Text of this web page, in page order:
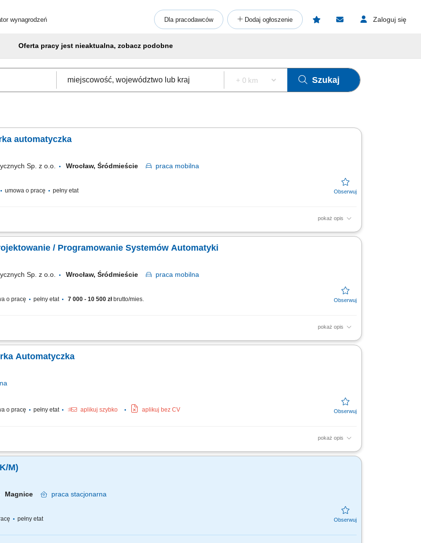
wynagrodzeń Dla pracodawców Dodaj ogłoszenie Zaloguj się
Oferta pracy jest nieaktualna, zobacz podobne
Szukaj
automatyczka
Sp. z o.o. Wrocław, Śródmieście praca mobilna
umowa o pracę pełny etat
pokaż opis
automatyki oraz dobór aparatury AKPiA i rozwiązań technicznych. Przygotowywanie dokumentacji projektowej,
/ Programowanie Systemów Automatyki
Sp. z o.o. Wrocław, Śródmieście praca mobilna
o pracę pełny etat 7 000 - 10 500 złbrutto/mies.
pokaż opis
automatyki, dobór aparatury AKPiA, dobór rozwiązań technicznych, - przygotowanie kosztorysów
Automatyczka
o pracę pełny etat aplikuj szybko aplikuj bez CV
pokaż opis
automatyki oraz dobór aparatury AKPiA; Opracowywanie dokumentacji projektowej i kosztorysowej; Sprawowanie
ds. Automatyki (K/M)
Magnice praca stacjonarna
pełny etat